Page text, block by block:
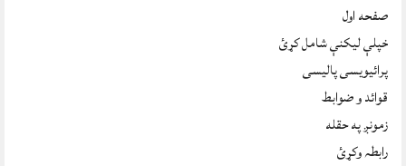
صفحه اول
خپلې ليکنې شامل کړئ
پرائیویسی پالیسی
قوائد و ضوابط
زمونږ په حقله
رابطہ وکړئ